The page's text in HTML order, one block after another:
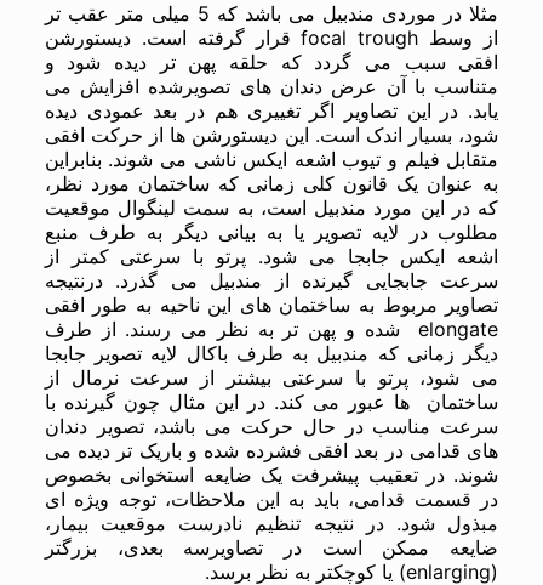
مثلا در موردی مندبیل می باشد که 5 میلی متر عقب تر
از وسط focal trough قرار گرفته است. دیستورشن
افقی سبب می گردد که حلقه پهن تر دیده شود و
متناسب با آن عرض دندان های تصویرشده افزایش می
یابد. در این تصاویر اگر تغییری هم در بعد عمودی دیده
شود، بسیار اندک است. این دیستورشن ها از حرکت افقی
متقابل فیلم و تیوب اشعه ایکس ناشی می شوند. بنابراین
به عنوان یک قانون کلی زمانی که ساختمان مورد نظر،
که در این مورد مندبیل است، به سمت لینگوال موقعیت
مطلوب در لایه تصویر یا به بیانی دیگر به طرف منبع
اشعه ایکس جابجا می شود. پرتو با سرعتی کمتر از
سرعت جابجایی گیرنده از مندبیل می گذرد. درنتیجه
تصاویر مربوط به ساختمان های این ناحیه به طور افقی
elongate شده و پهن تر به نظر می رسند. از طرف
دیگر زمانی که مندبیل به طرف باکال لایه تصویر جابجا
می شود، پرتو با سرعتی بیشتر از سرعت نرمال از
ساختمان ها عبور می کند. در این مثال چون گیرنده با
سرعت مناسب در حال حرکت می باشد، تصویر دندان
های قدامی در بعد افقی فشرده شده و باریک تر دیده می
شوند. در تعقیب پیشرفت یک ضایعه استخوانی بخصوص
در قسمت قدامی، باید به این ملاحظات، توجه ویژه ای
مبذول شود. در نتیجه تنظیم نادرست موقعیت بیمار،
ضایعه ممکن است در تصاویرسه بعدی، بزرگتر
(enlarging) یا کوچکتر به نظر برسد.